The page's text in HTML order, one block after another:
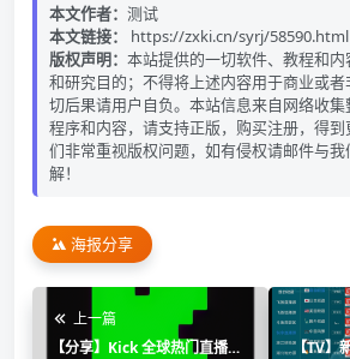
本文作者： 测试
本文链接：
https://zxki.cn/syrj/58590.html
版权声明： 本站提供的一切软件、教程和
和研究目的；不得将上述内容用于商业或
切后果请用户自负。本站信息来自网络收
程序和内容，请支持正版，购买注册，得
们非常重视版权问题，如有侵权请邮件与
解！
海报分享
上一篇
【分享】Kick 全球热门直播⭐
【TV】